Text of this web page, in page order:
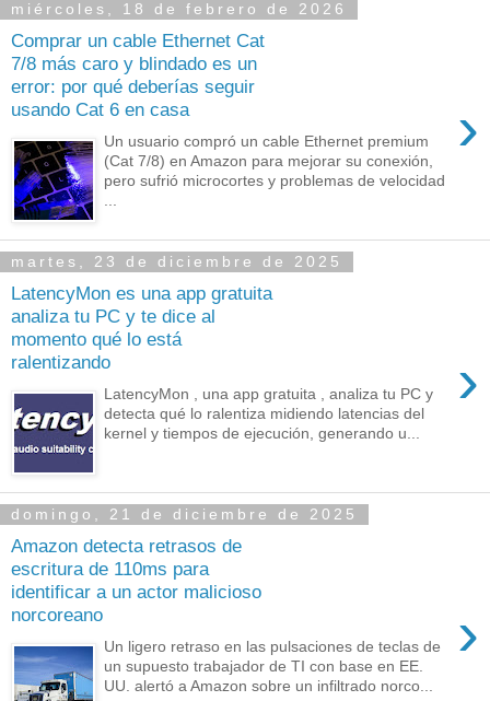
miércoles, 18 de febrero de 2026
Comprar un cable Ethernet Cat
7/8 más caro y blindado es un
error: por qué deberías seguir
usando Cat 6 en casa
›
Un usuario compró un cable Ethernet premium
(Cat 7/8) en Amazon para mejorar su conexión,
pero sufrió microcortes y problemas de velocidad
martes, 23 de diciembre de 2025
LatencyMon es una app gratuita
analiza tu PC y te dice al
momento qué lo está
ralentizando
›
LatencyMon , una app gratuita , analiza tu PC y
detecta qué lo ralentiza midiendo latencias del
kernel y tiempos de ejecución, generando u...
domingo, 21 de diciembre de 2025
Amazon detecta retrasos de
escritura de 110ms para
identificar a un actor malicioso
norcoreano
›
Un ligero retraso en las pulsaciones de teclas de
un supuesto trabajador de TI con base en EE.
UU. alertó a Amazon sobre un infiltrado norco...